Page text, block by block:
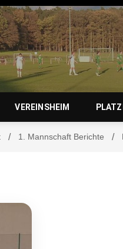
VEREINSHEIM
1. Mannschaft Berichte